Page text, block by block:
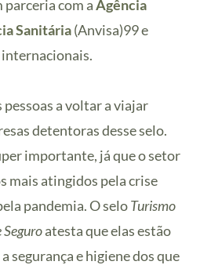
com aAgência
Sanitária(Anvisa)99 e
pessoas a voltar a viajar
detentoras desse selo.
importante, já que o setor
mais atingidos pela crise
pandemia. O seloTurismo
Seguroatesta que elas estão
segurança e higiene dos que